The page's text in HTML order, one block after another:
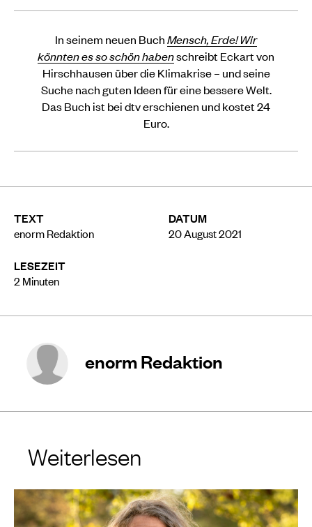
TEXT
enorm Redaktion
LESEZEIT
2 Minuten
DATUM
20 August 2021
In seinem neuen BuchMensch, Erde! Wir
könnten es so schön habenschreibt Eckart von
Hirschhausen über die Klimakrise – und seine
Suche nach guten Ideen für eine bessere Welt.
Das Buch ist bei dtv erschienen und kostet 24
Euro.
enorm Redaktion
Weiterlesen